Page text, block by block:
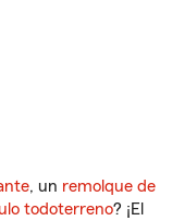
, un remolque de
todoterreno? ¡El